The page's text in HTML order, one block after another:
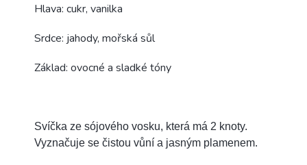
Hlava: cukr, vanilka
Srdce: jahody, mořská sůl
Základ: ovocné a sladké tóny
Svíčka ze sójového vosku, která má 2 knoty.
Vyznačuje se čistou vůní a jasným plamenem.